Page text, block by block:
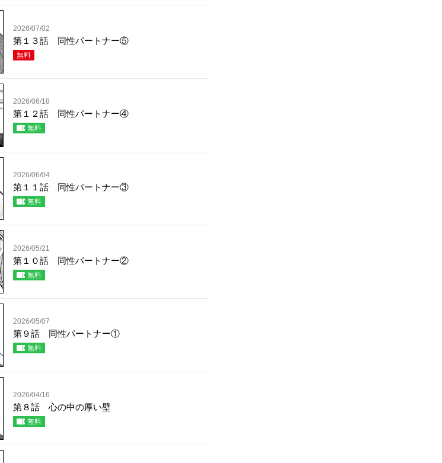
2026/07/02
第１３話 同性パートナー⑤
無料
2026/06/18
第１２話 同性パートナー④
無料
2026/06/04
第１１話 同性パートナー③
無料
2026/05/21
第１０話 同性パートナー②
無料
2026/05/07
第９話 同性パートナー①
無料
2026/04/16
第８話 心の中の厚い壁
無料